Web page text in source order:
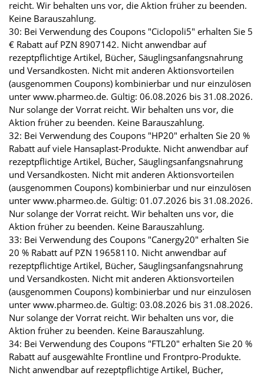
reicht. Wir behalten uns vor, die Aktion früher zu beenden.
Keine Barauszahlung.
30: Bei Verwendung des Coupons "Ciclopoli5" erhalten Sie 5
€ Rabatt auf PZN 8907142. Nicht anwendbar auf
rezeptpflichtige Artikel, Bücher, Säuglingsanfangsnahrung
und Versandkosten. Nicht mit anderen Aktionsvorteilen
(ausgenommen Coupons) kombinierbar und nur einzulösen
unter www.pharmeo.de. Gültig: 06.08.2026 bis 31.08.2026.
Nur solange der Vorrat reicht. Wir behalten uns vor, die
Aktion früher zu beenden. Keine Barauszahlung.
32: Bei Verwendung des Coupons "HP20" erhalten Sie 20 %
Rabatt auf viele Hansaplast-Produkte. Nicht anwendbar auf
rezeptpflichtige Artikel, Bücher, Säuglingsanfangsnahrung
und Versandkosten. Nicht mit anderen Aktionsvorteilen
(ausgenommen Coupons) kombinierbar und nur einzulösen
unter www.pharmeo.de. Gültig: 01.07.2026 bis 31.08.2026.
Nur solange der Vorrat reicht. Wir behalten uns vor, die
Aktion früher zu beenden. Keine Barauszahlung.
33: Bei Verwendung des Coupons "Canergy20" erhalten Sie
20 % Rabatt auf PZN 19658110. Nicht anwendbar auf
rezeptpflichtige Artikel, Bücher, Säuglingsanfangsnahrung
und Versandkosten. Nicht mit anderen Aktionsvorteilen
(ausgenommen Coupons) kombinierbar und nur einzulösen
unter www.pharmeo.de. Gültig: 03.08.2026 bis 31.08.2026.
Nur solange der Vorrat reicht. Wir behalten uns vor, die
Aktion früher zu beenden. Keine Barauszahlung.
34: Bei Verwendung des Coupons "FTL20" erhalten Sie 20 %
Rabatt auf ausgewählte Frontline und Frontpro-Produkte.
Nicht anwendbar auf rezeptpflichtige Artikel, Bücher,